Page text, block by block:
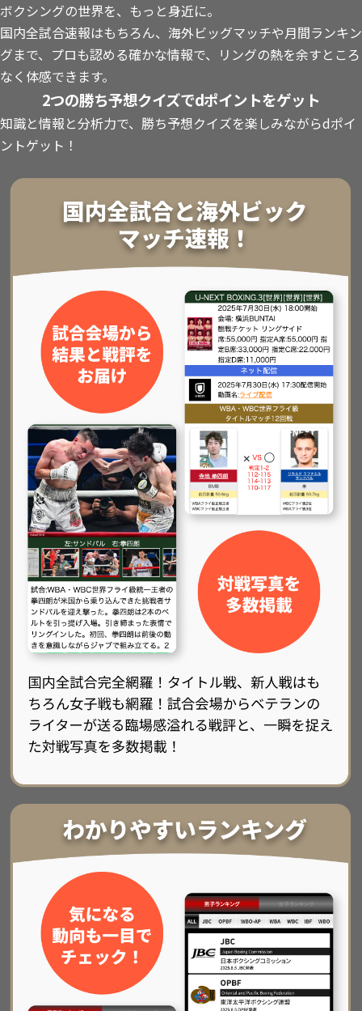
ボクシングの世界を、もっと身近に。
国内全試合速報はもちろん、海外ビッグマッチや月間ランキン
グまで、プロも認める確かな情報で、リングの熱を余すところ
なく体感できます。
2つの勝ち予想クイズでdポイントをゲット
知識と情報と分析力で、勝ち予想クイズを楽しみながらdポイ
ントゲット！